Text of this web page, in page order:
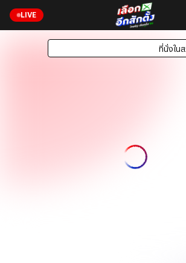
LIVE
ที่นั่งใน